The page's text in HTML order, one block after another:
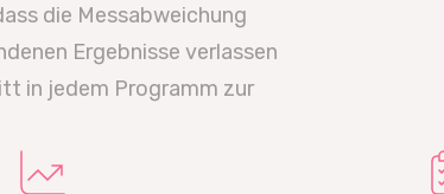
die Messabweichung
Ergebnisse verlassen
in jedem Programm zur